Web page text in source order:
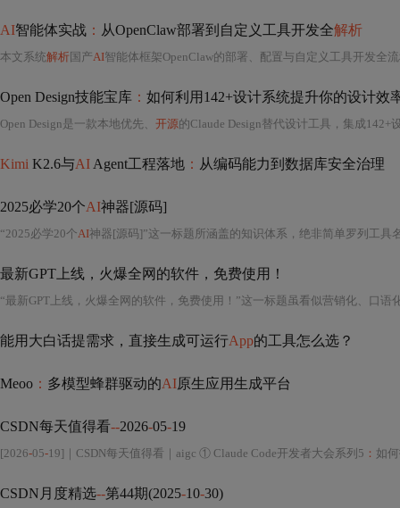
AI智能体实战 ： 从OpenClaw部署到自定义工具开发全解析
本文系统解析国产AI智能体框架OpenClaw的部署、配置与自定义工具开发全流程。涵盖Docker/Ubuntu环境下的零基础部署、多模型接入（OpenAI兼容API/Ollama本地模型）、工具（Tool）与技能（Skill）的Python开发范式，以
Open Design技能宝库 ： 如何利用142+设计系统提升你的设计效
Open Design是一款本地优先、 开源的Claude Design替代设计工具，集成142+
Kimi K2.6与AI Agent工程落地 ： 从编码能力到数据库安全治理
2025必学20个AI神器[源码]
“2025必学20个AI神器[源码]”这一标题所涵盖的知识体系，绝非简单罗列工
最新GPT上线，火爆全网的软件，免费使用！
“最新GPT上线，火爆全网的软件，免费使用！”这一标题虽看似营销化、口语
能用大白话提需求，直接生成可运行App的工具怎么选？
Meoo ： 多模型蜂群驱动的AI原生应用生成平台
CSDN每天值得看--2026-05-19
[2026-05-19]｜CSDN每天值得看｜aigc ① Claude Code开发者大会系列5 ： 如
CSDN月度精选--第44期(2025-10-30)